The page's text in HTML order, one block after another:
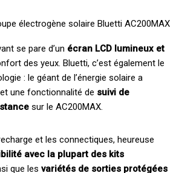
se pare d’un écran LCD lumineux et
des yeux. Bluetti, c’est également le
: le géant de l’énergie solaire a
et une fonctionnalité de suivi de
sur le AC200MAX.
et les connectiques, heureuse
avec la plupart des kits
que les variétés de sorties protégées